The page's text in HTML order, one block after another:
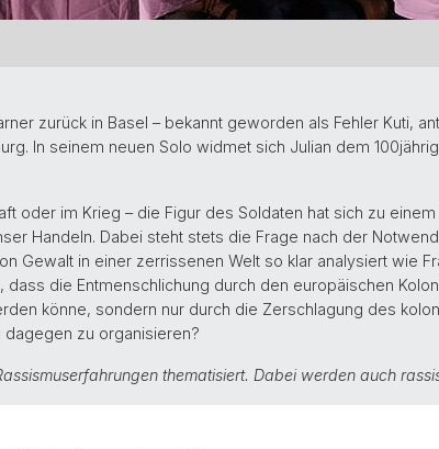
zurück in Basel – bekannt geworden als Fehler Kuti,
In seinem neuen Solo widmet sich Julian dem
oder im Krieg – die Figur des Soldaten hat sich zu
Handeln. Dabei steht stets die Frage nach der
Gewalt in einer zerrissenen Welt so klar analysiert wie
dass die Entmenschlichung durch den europäischen
könne, sondern nur durch die Zerschlagung des
zu organisieren?
thematisiert. Dabei werden auch